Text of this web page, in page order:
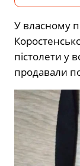
У власному
пістолети у
продавали